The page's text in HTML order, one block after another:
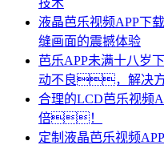
技术
液晶芭乐视频APP
缝画面的震撼体验
芭乐APP未满十八岁
动不良，解决
合理的LCD芭乐视频
倍！
定制液晶芭乐视频